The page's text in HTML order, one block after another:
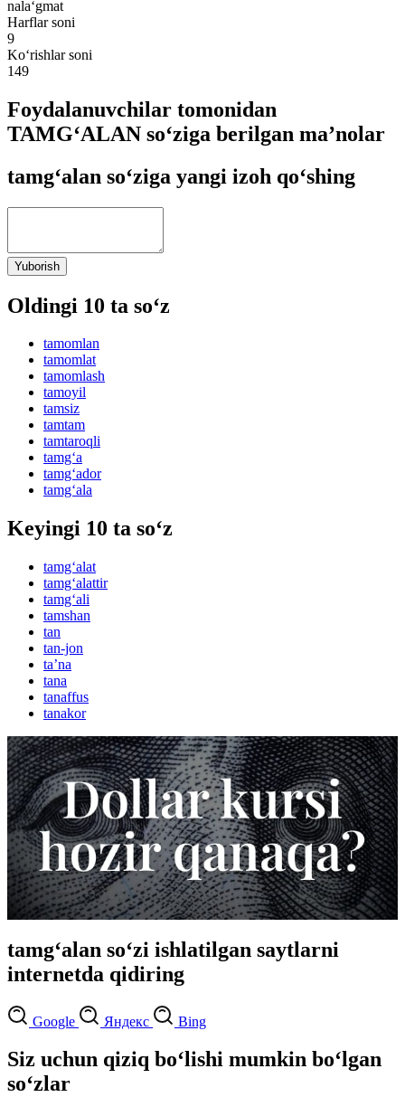
nala‘gmat
Harflar soni
9
Ko‘rishlar soni
149
Foydalanuvchilar tomonidan
TAMG‘ALAN so‘ziga berilgan ma’nolar
tamg‘alan so‘ziga yangi izoh qo‘shing
Yuborish
Oldingi 10 ta so‘z
tamomlan
tamomlat
tamomlash
tamoyil
tamsiz
tamtam
tamtaroqli
tamg‘a
tamg‘ador
tamg‘ala
Keyingi 10 ta so‘z
tamg‘alat
tamg‘alattir
tamg‘ali
tamshan
tan
tan-jon
taʼna
tana
tanaffus
tanakor
tamg‘alan so‘zi ishlatilgan saytlarni
internetda qidiring
Google Яндекс Bing
Siz uchun qiziq bo‘lishi mumkin bo‘lgan
so‘zlar